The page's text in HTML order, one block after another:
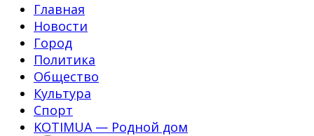
Главная
Новости
Город
Политика
Общество
Культура
Спорт
KOTIMUA — Родной дом